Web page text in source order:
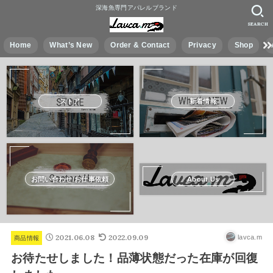
深海魚専門アパレルブランド
Home What’s New Order & Contact Privacy Shop
SEARCH
ストア 新着情報
お問い合わせ/お仕事依頼 About Us
商品情報 2021.06.08 2022.09.09 lavca.m
お待たせしました！品薄状態だった在庫が回復